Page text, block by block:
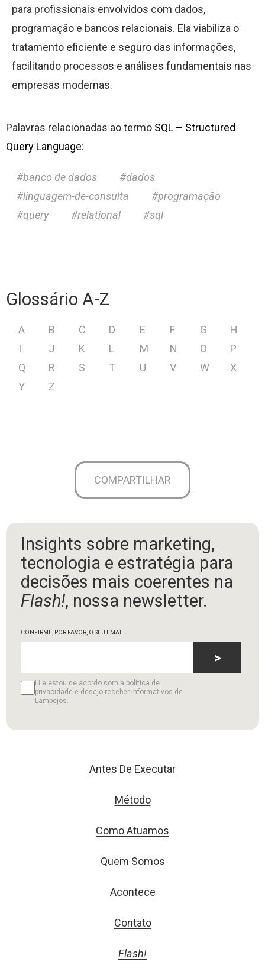
para profissionais envolvidos com dados,
programação e bancos relacionais. Ela viabiliza o
tratamento eficiente e seguro das informações,
facilitando processos e análises fundamentais nas
empresas modernas.
Palavras relacionadas ao termo SQL – Structured
Query Language:
banco de dados
dados
linguagem-de-consulta
programação
query
relational sql
Glossário A-Z
A B C D E F G
H
I
J K L M N O
P
Q
R S T U V W
X
Y
Z
COMPARTILHAR
Insights sobre marketing,
tecnologia e estratégia para
decisões mais coerentes na
Flash!, nossa newsletter.
CONFIRME, POR FAVOR, O SEU EMAIL
Li e estou de acordo com a política de
privacidade e desejo receber informativos de
Lampejos.
>
Antes De Executar
Método
Como Atuamos
Quem Somos
Acontece
Contato
Flash!